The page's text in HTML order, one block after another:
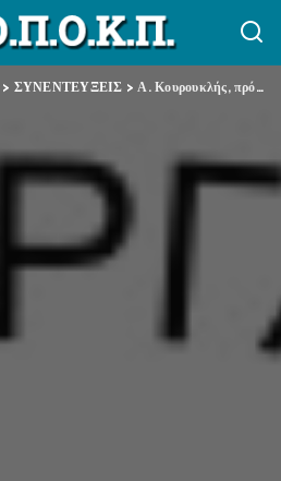
> ΣΥΝΕΝΤΕΥΞΕΙΣ >Α. Κουρουκλής, πρόεδρος ΠΟΠΟΚΠ στο ΠΡΙΝ